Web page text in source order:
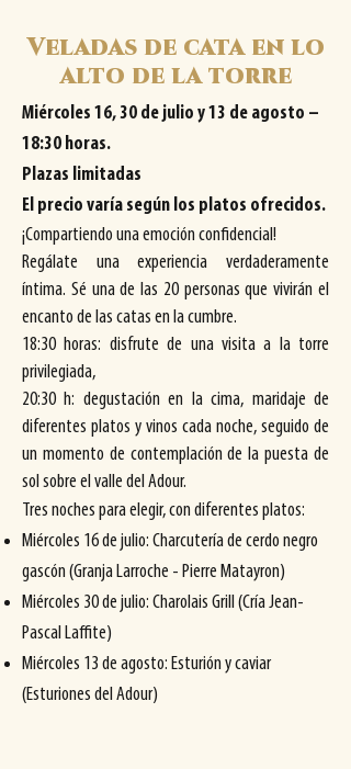
Veladas de cata en lo
alto de la torre
Miércoles 16, 30 de julio y 13 de agosto –
18:30 horas.
Plazas limitadas
El precio varía según los platos ofrecidos.
¡Compartiendo una emoción confidencial!
Regálate una experiencia verdaderamente
íntima. Sé una de las 20 personas que vivirán el
encanto de las catas en la cumbre.
18:30 horas: disfrute de una visita a la torre
privilegiada,
20:30 h: degustación en la cima, maridaje de
diferentes platos y vinos cada noche, seguido de
un momento de contemplación de la puesta de
sol sobre el valle del Adour.
Tres noches para elegir, con diferentes platos:
Miércoles 16 de julio: Charcutería de cerdo negro
gascón (Granja Larroche - Pierre Matayron)
Miércoles 30 de julio: Charolais Grill (Cría Jean-
Pascal Laffite)
Miércoles 13 de agosto: Esturión y caviar
(Esturiones del Adour)